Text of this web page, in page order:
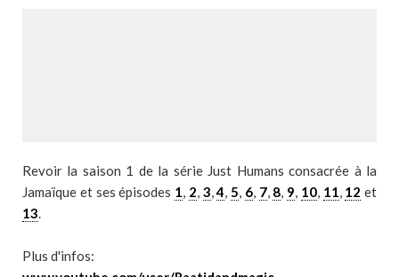
Revoir la saison 1 de la série Just Humans consacrée à la
Jamaïque et ses épisodes 1, 2, 3,4, 5, 6, 7, 8, 9, 10, 11, 12 et
13.
Plus d'infos: